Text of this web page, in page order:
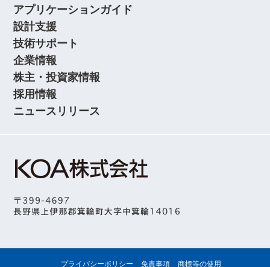
アプリケーションガイド
設計支援
技術サポート
企業情報
株主・投資家情報
採用情報
ニュースリリース
プライバシーポリシー 免責事項 商標等の使用